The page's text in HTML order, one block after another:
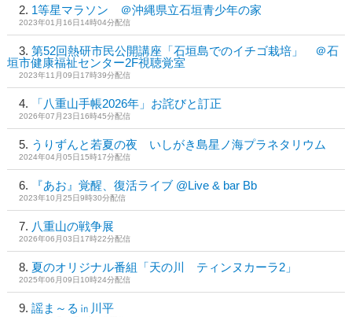
1等星マラソン ＠沖縄県立石垣青少年の家
2023年01月16日14時04分配信
第52回熱研市民公開講座「石垣島でのイチゴ栽培」 ＠石
垣市健康福祉センター2F視聴覚室
2023年11月09日17時39分配信
「八重山手帳2026年」お詫びと訂正
2026年07月23日16時45分配信
うりずんと若夏の夜 いしがき島星ノ海プラネタリウム
2024年04月05日15時17分配信
『あお』覚醒、復活ライブ @Live & bar Bb
2023年10月25日9時30分配信
八重山の戦争展
2026年06月03日17時22分配信
夏のオリジナル番組「天の川 ティンヌカーラ2」
2025年06月09日10時24分配信
謡ま～る㏌川平